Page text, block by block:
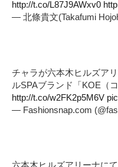
http://t.co/L87J9AWxv0
— 北條貴文(Takafumi
チャラが六本木ヒルズア
ルSPAブランド「KOE（
http://t.co/w2FK2p5M6V
— Fashionsnap.com